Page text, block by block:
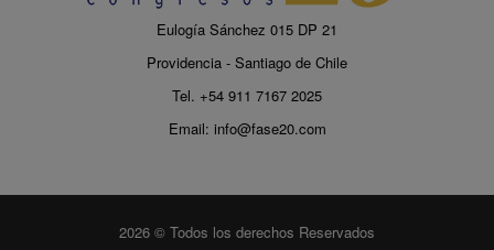
Eulogía Sánchez 015 DP 21
Providencia - Santiago de Chile
Tel. +54 911 7167 2025
Email: info@fase20.com
2026 © Todos los derechos Reservados